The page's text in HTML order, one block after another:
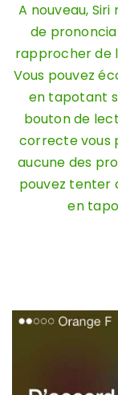
A nouveau,
de
rapprocher de
Vous pouvez
en tapotant
bouton de
correcte vous
aucune des
pouvez tenter
en